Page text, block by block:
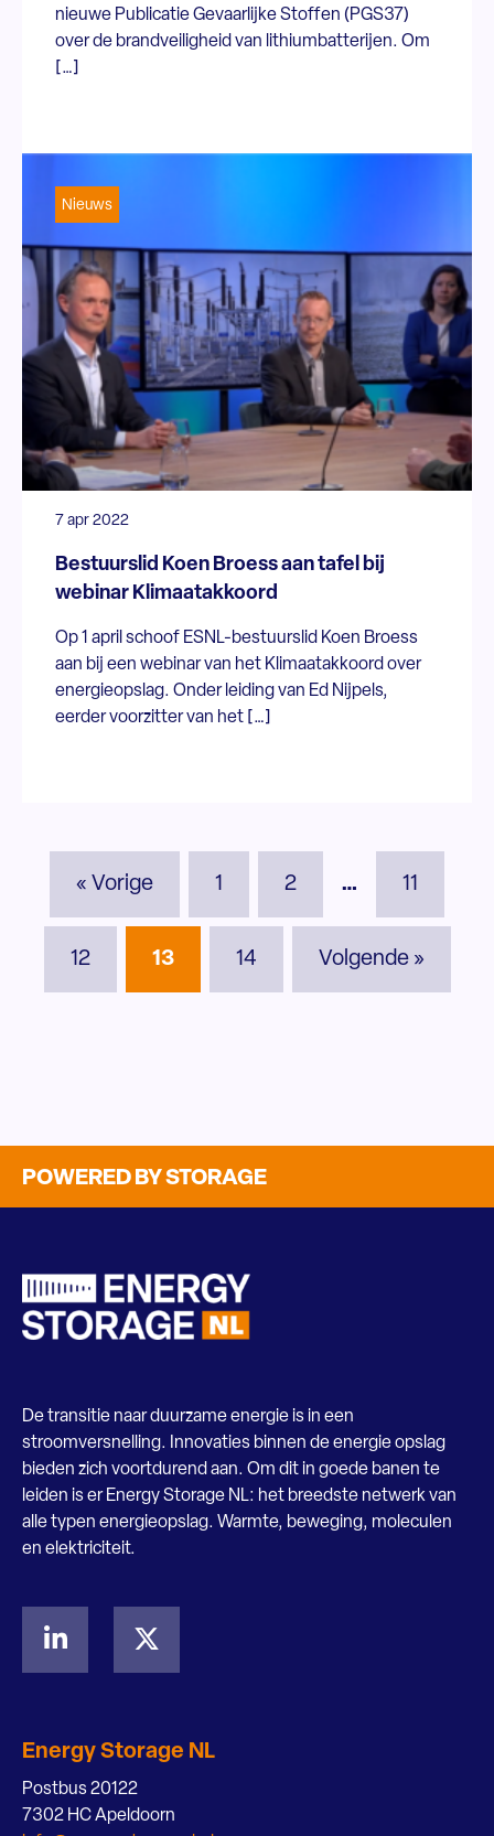
nieuwe Publicatie Gevaarlijke Stoffen (PGS37)
over de brandveiligheid van lithiumbatterijen. Om
[…]
Nieuws
7 apr 2022
Bestuurslid Koen Broess aan tafel bij
webinar Klimaatakkoord
Op 1 april schoof ESNL-bestuurslid Koen Broess
aan bij een webinar van het Klimaatakkoord over
energieopslag. Onder leiding van Ed Nijpels,
eerder voorzitter van het […]
« Vorige 1 2 … 11
12 13 14 Volgende »
POWERED BY STORAGE
De transitie naar duurzame energie is in een
stroomversnelling. Innovaties binnen de energie opslag
bieden zich voortdurend aan. Om dit in goede banen te
leiden is er Energy Storage NL: het breedste netwerk van
alle typen energieopslag. Warmte, beweging, moleculen
en elektriciteit.
Energy Storage NL
Postbus 20122
7302 HC Apeldoorn